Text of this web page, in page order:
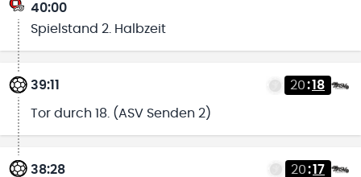
40:00
Spielstand 2. Halbzeit
39:11 20:18
Tor durch 18. (ASV Senden 2)
38:28 20:17